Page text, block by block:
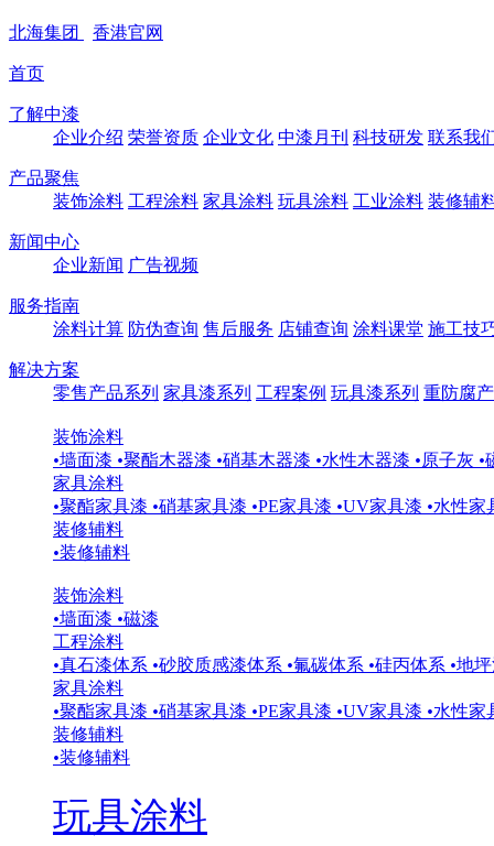
北海集团 香港官网
首页
了解中漆
企业介绍 荣誉资质 企业文化 中漆月刊 科技研发 联系我
产品聚焦
装饰涂料 工程涂料 家具涂料 玩具涂料 工业涂料 装修辅
新闻中心
企业新闻 广告视频
服务指南
涂料计算 防伪查询 售后服务 店铺查询 涂料课堂 施工技
解决方案
零售产品系列 家具漆系列 工程案例 玩具漆系列 重防腐
装饰涂料
•墙面漆 •聚酯木器漆 •硝基木器漆 •水性木器漆 •原子灰 •
家具涂料
•聚酯家具漆 •硝基家具漆 •PE家具漆 •UV家具漆 •水性家
装修辅料
•装修辅料
装饰涂料
•墙面漆 •磁漆
工程涂料
•真石漆体系 •砂胶质感漆体系 •氟碳体系 •硅丙体系 •地
家具涂料
•聚酯家具漆 •硝基家具漆 •PE家具漆 •UV家具漆 •水性家
装修辅料
•装修辅料
玩具涂料